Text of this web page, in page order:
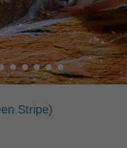
Stripe)